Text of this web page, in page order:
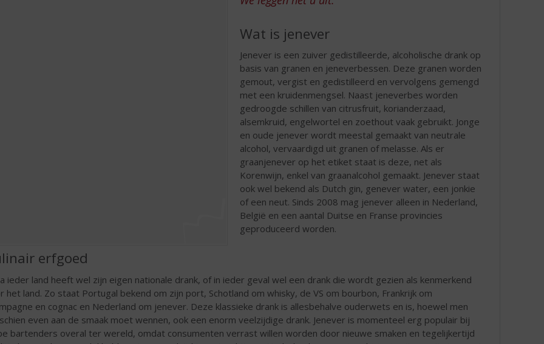
Wat is jenever
Jenever is een zuiver gedistilleerde, alcoholische drank op
basis van granen en jeneverbessen. Deze granen worden
gemout, vergist en gedistilleerd en vervolgens gemengd
met een kruidenmengsel. Naast jeneverbes worden
gedroogde schillen van citrusfruit, korianderzaad,
alsemkruid, engelwortel en zoethout vaak gebruikt. Jonge
en oude jenever wordt meestal gemaakt van neutrale
alcohol, vervaardigd uit granen of melasse. Als er
graanjenever op het etiket staat is deze, net als
Korenwijn, enkel van graanalcohol gemaakt. Jenever staat
ook wel bekend als Dutch gin, genever water, een jonkie
of een neut. Sinds 2008 mag jenever alleen in Nederland,
België en een aantal Duitse en Franse provincies
geproduceerd worden.
erfgoed
ieder land heeft wel zijn eigen nationale drank, of in ieder geval wel een drank die wordt gezien als kenmerkend
het land. Zo staat Portugal bekend om zijn port, Schotland om whisky, de VS om bourbon, Frankrijk om
en cognac en Nederland om jenever. Deze klassieke drank is allesbehalve ouderwets en is, hoewel men
even aan de smaak moet wennen, ook een enorm veelzijdige drank. Jenever is momenteel erg populair bij
bartenders overal ter wereld, omdat consumenten verrast willen worden door nieuwe smaken en tegelijkertijd